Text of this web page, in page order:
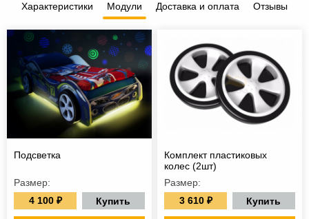
Характеристики Модули Доставка и оплата Отзывы
Подсветка
Размер:
4 100 ₽
Купить
Комплект пластиковых
колес (2шт)
Размер:
3 610 ₽
Купить